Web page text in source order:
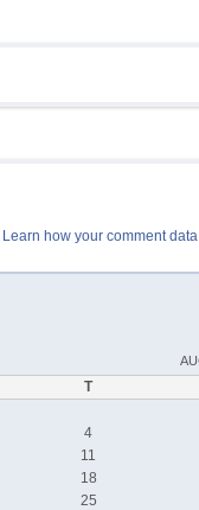
Learn how your comment
T
4
11
18
25